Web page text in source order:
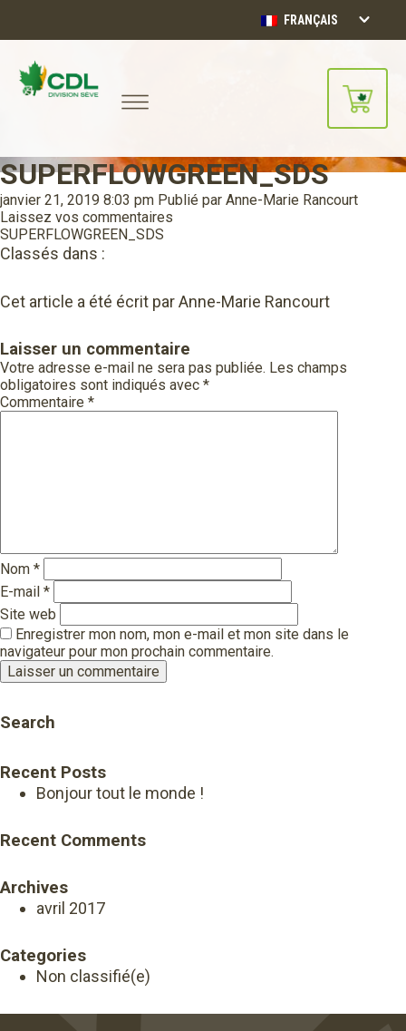
FRANÇAIS
Notre site d'achats en ligne sera
bientôt disponible!!
Merci de votre compréhension.
CONTINUER
SUPERFLOWGREEN_SDS
janvier 21, 2019 8:03 pm Publié par Anne-Marie Rancourt
Laissez vos commentaires
SUPERFLOWGREEN_SDS
Classés dans :
Cet article a été écrit par Anne-Marie Rancourt
Laisser un commentaire
Votre adresse e-mail ne sera pas publiée. Les champs
obligatoires sont indiqués avec *
Commentaire *
Nom *
E-mail *
Site web
Enregistrer mon nom, mon e-mail et mon site dans le
navigateur pour mon prochain commentaire.
Search
Recent Posts
Bonjour tout le monde !
Recent Comments
Archives
avril 2017
Categories
Non classifié(e)